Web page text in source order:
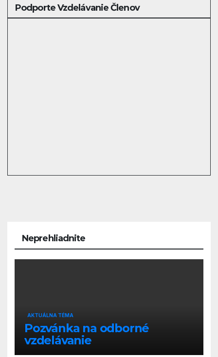
Podporte Vzdelávanie Členov
Neprehliadnite
AKTUÁLNA TÉMA
Pozvánka na odborné
vzdelávanie